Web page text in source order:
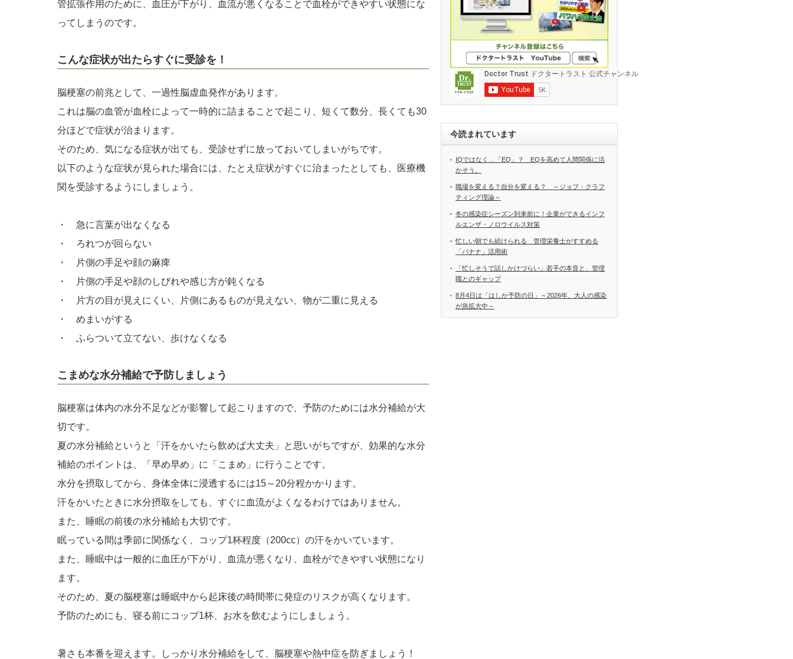
管拡張作用のために、血圧が下がり、血流が悪くなることで血栓ができやすい状態にな
ってしまうのです。
こんな症状が出たらすぐに受診を！
脳梗塞の前兆として、一過性脳虚血発作があります。
これは脳の血管が血栓によって一時的に詰まることで起こり、短くて数分、長くても30
分ほどで症状が治まります。
そのため、気になる症状が出ても、受診せずに放っておいてしまいがちです。
以下のような症状が見られた場合には、たとえ症状がすぐに治まったとしても、医療機
関を受診するようにしましょう。
・ 急に言葉が出なくなる
・ ろれつが回らない
・ 片側の手足や顔の麻痺
・ 片側の手足や顔のしびれや感じ方が鈍くなる
・ 片方の目が見えにくい、片側にあるものが見えない、物が二重に見える
・ めまいがする
・ ふらついて立てない、歩けなくなる
こまめな水分補給で予防しましょう
脳梗塞は体内の水分不足などが影響して起こりますので、予防のためには水分補給が大
切です。
夏の水分補給というと「汗をかいたら飲めば大丈夫」と思いがちですが、効果的な水分
補給のポイントは、「早め早め」に「こまめ」に行うことです。
水分を摂取してから、身体全体に浸透するには15～20分程かかります。
汗をかいたときに水分摂取をしても、すぐに血流がよくなるわけではありません。
また、睡眠の前後の水分補給も大切です。
眠っている間は季節に関係なく、コップ1杯程度（200cc）の汗をかいています。
また、睡眠中は一般的に血圧が下がり、血流が悪くなり、血栓ができやすい状態になり
ます。
そのため、夏の脳梗塞は睡眠中から起床後の時間帯に発症のリスクが高くなります。
予防のためにも、寝る前にコップ1杯、お水を飲むようにしましょう。
暑さも本番を迎えます。しっかり水分補給をして、脳梗塞や熱中症を防ぎましょう！
今読まれています
IQではなく…「EQ」？ EQを高めて人間関係に活
かそう。
職場を変える？自分を変える？ ～ジョブ・クラフ
ティング理論～
冬の感染症シーズン到来前に！企業ができるインフ
ルエンザ・ノロウイルス対策
忙しい朝でも続けられる 管理栄養士がすすめる
「バナナ」活用術
「忙しそうで話しかけづらい」若手の本音と、管理
職とのギャップ
8月4日は「はしか予防の日」～2026年、大人の感染
が急拡大中～